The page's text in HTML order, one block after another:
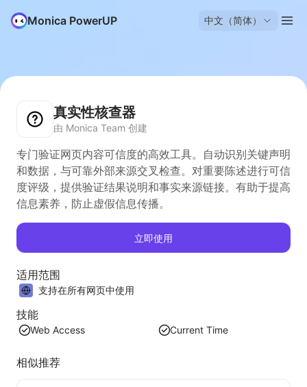
Monica PowerUP 中文（简体）
真实性核查器
由 Monica Team 创建
专门验证网页内容可信度的高效工具。自动识别关键声明
和数据，与可靠外部来源交叉检查。对重要陈述进行可信
度评级，提供验证结果说明和事实来源链接。有助于提高
信息素养，防止虚假信息传播。
立即使用
适用范围
支持在所有网页中使用
技能
Web Access Current Time
相似推荐